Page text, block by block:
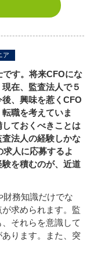
ア
す。将来CFOにな
在、監査法人で５
、興味を惹くCFO
職を考えていま
ておくべきことは
法人の経験しかな
人に応募するよ
を積むのが、近道
財務知識だけでな
求められます。監
それらを意識して
ります。また、突